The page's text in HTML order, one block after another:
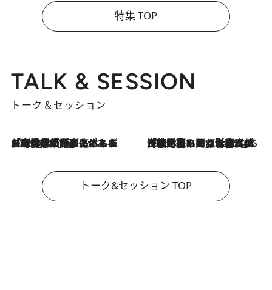
特集 TOP
TALK & SESSION
トーク＆セッション
2026.8.3
「今後値上げがあるとすれば…」「リスクがあるのは今年の冬」エネルギー専門家が語る、ホルムズ海峡封鎖が家庭にもたらす“ある心配” 2026.8.3
「住宅建てられない…」「サーチャージ料の高値が続いている」ホルムズ海峡封鎖による影響はいつまで続く？《エネルギー専門家に聞く“どうなる日本の暮らし”》
トーク&セッション TOP